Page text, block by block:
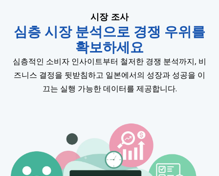
시장 조사
심층 시장 분석으로 경쟁 우위를
확보하세요
심층적인 소비자 인사이트부터 철저한 경쟁 분석까지, 비
즈니스 결정을 뒷받침하고 일본에서의 성장과 성공을 이
끄는 실행 가능한 데이터를 제공합니다.